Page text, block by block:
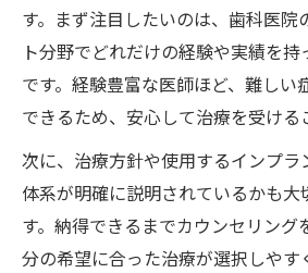
す。まず注目したいのは、歯科医院
ト分野でどれだけの経験や実績を
です。経験豊富な医師ほど、難しい
できるため、安心して治療を受ける
次に、治療方針や使用するインプラ
体系が明確に説明されているかも大
す。納得できるまでカウンセリング
分の希望に合った治療が選択しやす